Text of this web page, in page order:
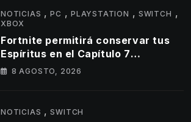
NOTICIAS ,PC ,PLAYSTATION , SWITCH ,
XBOX
Fortnite permitirá conservar tus
Espíritus en el Capítulo 7
Temporada 4
8 AGOSTO, 2026
NOTICIAS ,SWITCH